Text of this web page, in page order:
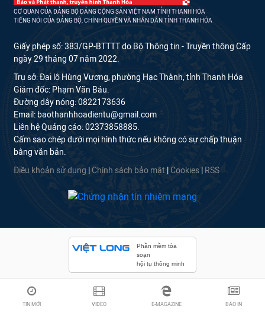
CƠ QUAN CỦA ĐẢNG BỘ ĐẢNG CỘNG SẢN VIỆT NAM TỈNH THANH HÓA
TIẾNG NÓI CỦA ĐẢNG BỘ, CHÍNH QUYỀN VÀ NHÂN DÂN TỈNH THANH HÓA
Giấy phép số: 383/GP-BTTTT do Bộ Thông tin - Truyền thông Cấp
ngày 29 tháng 07 năm 2022.
Trụ sở: Đại lộ Hùng Vương, phường Hạc Thành, tỉnh Thanh Hóa
Giám đốc: Phạm Văn Báu.
Đường dây nóng: 0822173636
Email: baothanhhoadientu@gmail.com
Liên hệ Quảng cáo: 02373858885.
Cấm sao chép dưới mọi hình thức nếu không có sự chấp thuận
bằng văn bản.
Điều khoản sử dụng Chính sách bảo mật Cookies RSS
Phần mềm tòa
soạn
hội tụ thông minh
TIN MỚI VIDEO E-MAGAZINE BÁO IN